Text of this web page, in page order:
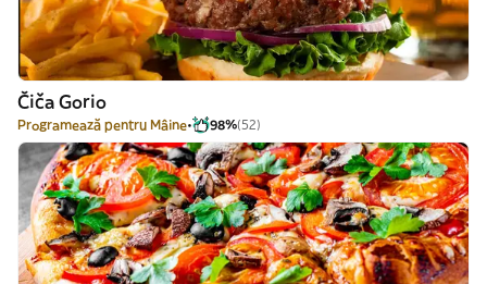
Čiča Gorio
Programează pentru Mâine 98%(52)